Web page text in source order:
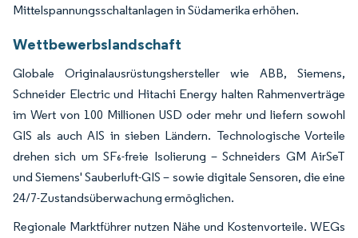
Mittelspannungsschaltanlagen in Südamerika erhöhen.
Wettbewerbslandschaft
Globale Originalausrüstungshersteller wie ABB, Siemens,
Schneider Electric und Hitachi Energy halten Rahmenverträge
im Wert von 100 Millionen USD oder mehr und liefern sowohl
GIS als auch AIS in sieben Ländern. Technologische Vorteile
drehen sich um SF₆-freie Isolierung – Schneiders GM AirSeT
und Siemens' Sauberluft-GIS – sowie digitale Sensoren, die eine
24/7-Zustandsüberwachung ermöglichen.
Regionale Marktführer nutzen Nähe und Kostenvorteile. WEGs